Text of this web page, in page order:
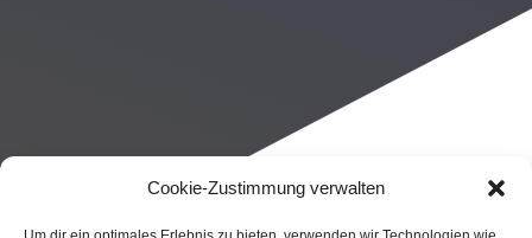
Cookie-Zustimmung verwalten